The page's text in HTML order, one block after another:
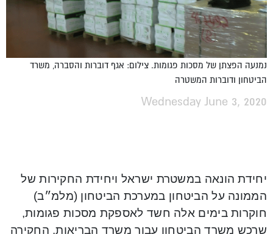
נמנעה הפצתן של מסכות פגומות. צילום: אגף דוברות והסברה, משרד
הביטחון ודוברות המשטרה
Wednesday June 3, 2020
יחידת הונאה במשטרת ישראל ויחידת החקירות של
הממונה על הביטחון במערכת הביטחון (מלמ״ב)
חוקרות בימים אלה חשד לאספקת מסכות פגומות,
שרכש משרד הביטחון עבור משרד הבריאות. החקירה